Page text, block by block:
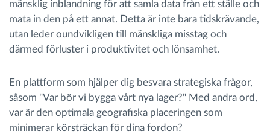
mänsklig inblandning för att samla data från ett ställe och
mata in den på ett annat. Detta är inte bara tidskrävande,
utan leder oundvikligen till mänskliga misstag och
därmed förluster i produktivitet och lönsamhet.
En plattform som hjälper dig besvara strategiska frågor,
såsom "Var bör vi bygga vårt nya lager?" Med andra ord,
var är den optimala geografiska placeringen som
minimerar körsträckan för dina fordon?